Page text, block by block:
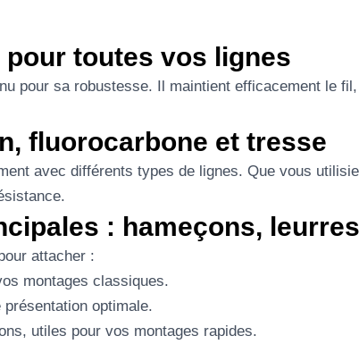
toutes vos lignes
pour sa robustesse. Il maintient efficacement le
fluorocarbone et tresse
avec différents types de lignes. Que vous
: hameçons,
attacher :
montages classiques.
présentation optimale.
utiles pour vos montages rapides.